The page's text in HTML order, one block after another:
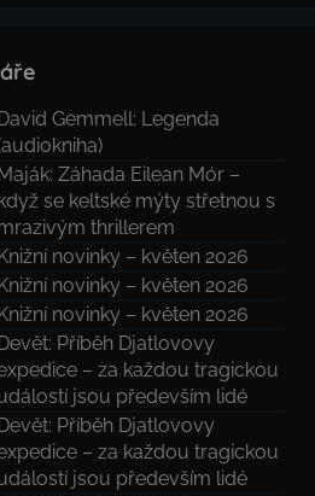
David Gemmell: Legenda
Maják: Záhada Eilean Mór –
když se keltské mýty střetnou s
thrillerem
Knižní novinky – květen 2026
Knižní novinky – květen 2026
Knižní novinky – květen 2026
Devět: Příběh Djatlovovy
– za každou tragickou
jsou především lidé
Devět: Příběh Djatlovovy
– za každou tragickou
jsou především lidé